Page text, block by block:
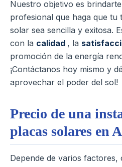
Nuestro objetivo es
profesional que haga que tu
solar sea sencilla y exitosa.
con la calidad , la
promoción de la energía
¡Contáctanos hoy mismo y
aprovechar el poder del sol!
Precio de una
placas solares en
Depende de varios factores,